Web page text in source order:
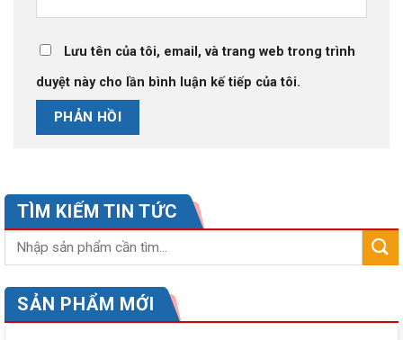
Lưu tên của tôi, email, và trang web trong trình
duyệt này cho lần bình luận kế tiếp của tôi.
TÌM KIẾM TIN TỨC
SẢN PHẨM MỚI